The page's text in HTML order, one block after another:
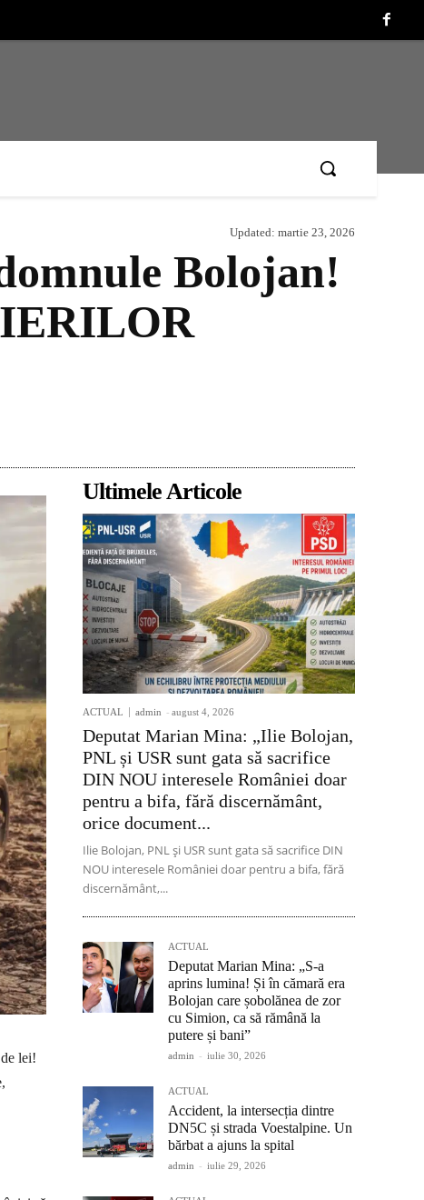
Updated: martie 23, 2026
Bolojan!
lei!
Ultimele Articole
ACTUAL admin - august 4, 2026
Deputat Marian Mina: „Ilie Bolojan,
PNL și USR sunt gata să sacrifice
DIN NOU interesele României doar
pentru a bifa, fără discernământ,
orice document...
Ilie Bolojan, PNL și USR sunt gata să sacrifice DIN
NOU interesele României doar pentru a bifa, fără
discernământ,...
ACTUAL
Deputat Marian Mina: „S-a
aprins lumina! Și în cămară era
Bolojan care șobolănea de zor
cu Simion, ca să rămână la
putere și bani”
admin - iulie 30, 2026
ACTUAL
Accident, la intersecția dintre
DN5C și strada Voestalpine. Un
bărbat a ajuns la spital
admin - iulie 29, 2026